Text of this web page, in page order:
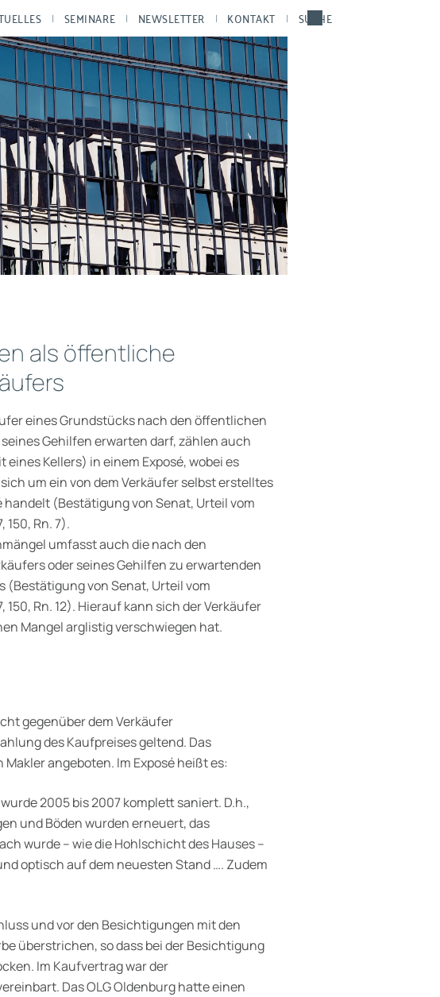
SEMINARE NEWSLETTER KONTAKT SUCHE
als öffentliche
eines Grundstücks nach den öffentlichen
Gehilfen erwarten darf, zählen auch
Kellers) in einem Exposé, wobei es
um ein von dem Verkäufer selbst erstelltes
handelt (Bestätigung von Senat, Urteil vom
150, Rn. 7).
umfasst auch die nach den
oder seines Gehilfen zu erwartenden
von Senat, Urteil vom
150, Rn. 12). Hierauf kann sich der Verkäufer
Mangel arglistig verschwiegen hat.
gegenüber dem Verkäufer
des Kaufpreises geltend. Das
angeboten. Im Exposé heißt es:
2005 bis 2007 komplett saniert. D.h.,
und Böden wurden erneuert, das
wurde – wie die Hohlschicht des Hauses –
optisch auf dem neuesten Stand …. Zudem
und vor den Besichtigungen mit den
überstrichen, so dass bei der Besichtigung
Im Kaufvertrag war der
Das OLG Oldenburg hatte einen